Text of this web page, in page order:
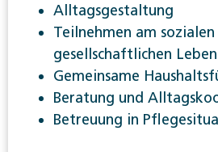
Alltagsgestaltung
Teilnehmen am sozialen
gesellschaftlichen Leben
Gemeinsame
Beratung und
Betreuung in